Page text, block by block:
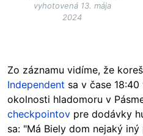
vyhotovená 13. mája
2024
Zo záznamu vidíme, že
Independent sa v čase
okolnosti hladomoru v
checkpointov pre dodávky
sa: "Má Biely dom nejaký